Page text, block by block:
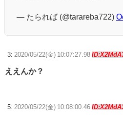
— たられば (@tarareba722)
3: 2020/05/22(金) 10:07:27.98
ええんか？
5: 2020/05/22(金) 10:08:00.46